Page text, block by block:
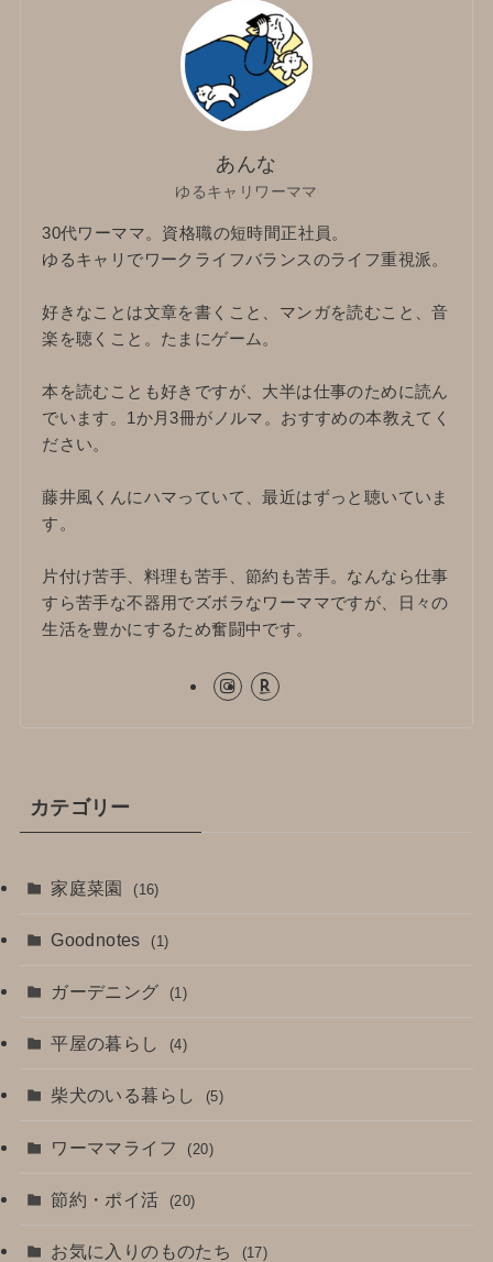
あんな
ゆるキャリワーママ
30代ワーママ。資格職の短時間正社員。
ゆるキャリでワークライフバランスのライフ重視派。
好きなことは文章を書くこと、マンガを読むこと、音
楽を聴くこと。たまにゲーム。
本を読むことも好きですが、大半は仕事のために読ん
でいます。1か月3冊がノルマ。おすすめの本教えてく
ださい。
藤井風くんにハマっていて、最近はずっと聴いていま
す。
片付け苦手、料理も苦手、節約も苦手。なんなら仕事
すら苦手な不器用でズボラなワーママですが、日々の
生活を豊かにするため奮闘中です。
カテゴリー
家庭菜園 (16)
Goodnotes (1)
ガーデニング (1)
平屋の暮らし (4)
柴犬のいる暮らし (5)
ワーママライフ (20)
節約・ポイ活 (20)
お気に入りのものたち (17)